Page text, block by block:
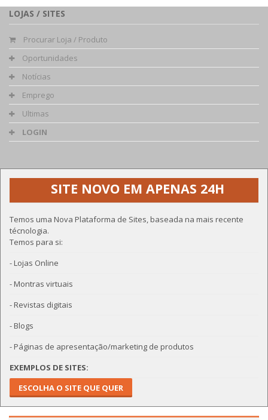
LOJAS / SITES
Procurar Loja / Produto
Oportunidades
Notícias
Emprego
Ultimas
LOGIN
SITE NOVO EM APENAS 24H
Temos uma Nova Plataforma de Sites, baseada na mais recente
técnologia.
Temos para si:
- Lojas Online
- Montras virtuais
- Revistas digitais
- Blogs
- Páginas de apresentação/marketing de produtos
EXEMPLOS DE SITES:
ESCOLHA O SITE QUE QUER